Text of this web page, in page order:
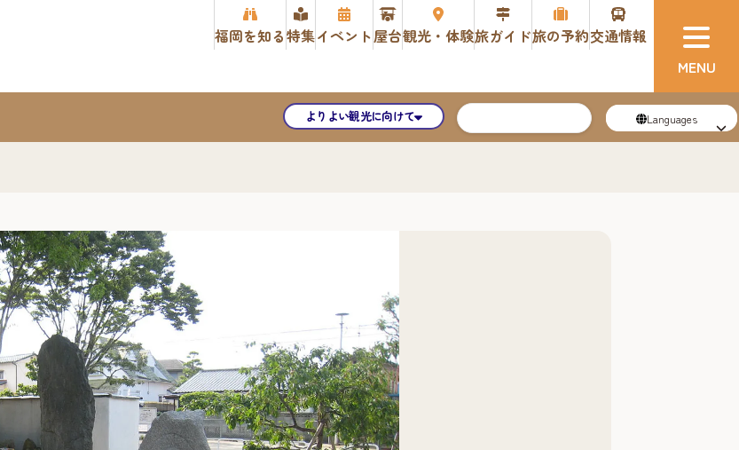
福岡を知る特集イベント屋台観光・体験旅ガイド旅の予約交通情報
よりよい観光に向けて Languages